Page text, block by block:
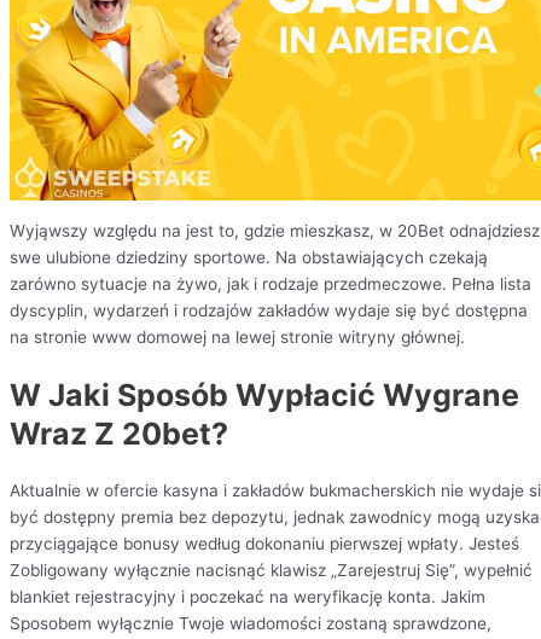
Wyjąwszy względu na jest to, gdzie mieszkasz, w 20Bet odnajdziesz
swe ulubione dziedziny sportowe. Na obstawiających czekają
zarówno sytuacje na żywo, jak i rodzaje przedmeczowe. Pełna lista
dyscyplin, wydarzeń i rodzajów zakładów wydaje się być dostępna
na stronie www domowej na lewej stronie witryny głównej.
W Jaki Sposób Wypłacić Wygrane
Wraz Z 20bet?
Aktualnie w ofercie kasyna i zakładów bukmacherskich nie wydaje
być dostępny premia bez depozytu, jednak zawodnicy mogą
przyciągające bonusy według dokonaniu pierwszej wpłaty. Jesteś
Zobligowany wyłącznie nacisnąć klawisz „Zarejestruj Się”, wypełnić
blankiet rejestracyjny i poczekać na weryfikację konta. Jakim
Sposobem wyłącznie Twoje wiadomości zostaną sprawdzone,